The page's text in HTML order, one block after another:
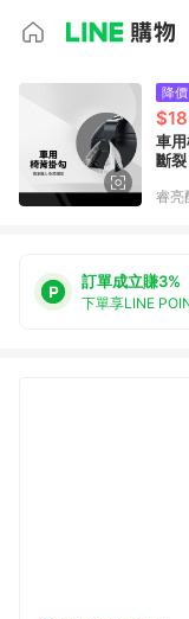
降價
$18
車
斷
睿亮
訂單成立賺3%
下單享LINE